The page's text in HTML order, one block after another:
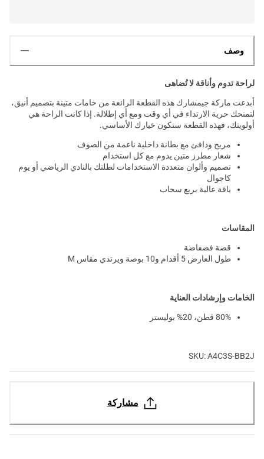
وصف
لراحة تدوم وأناقة لا تُضاهى
أبدعت ماركة جيمشارك هذه القطعة الرائعة من خامات متينة بتصميم أنيق،
لتمنحك حرية الارتداء في أي وقت ومع أي إطلالة. إذا كانت الراحة هي
أولويتك، فهذه القطعة ستكون خيارك الأساسي.
مريح ودافئ مع بطانة داخلية ناعمة من الصوف
شعار مطرز متين يدوم مع كل استخدام
تصميم وألوان متعددة الاستخدامات لطلتك بالنادي الرياضي أو يوم
كاجوال
ياقة عالية بربع سحاب
المقاسات
قصة فضفاضة
طول العارض 5 أقدام و10 بوصة ويرتدي مقاس M
الخامات وإرشادات العناية
80% قطن، 20% بوليستر
SKU: A4C3S-BB2J
مشاركة